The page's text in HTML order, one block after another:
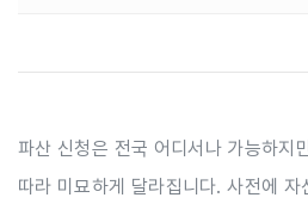
파산 신청은 전국 어디서나 가능하지
따라 미묘하게 달라집니다. 사전에